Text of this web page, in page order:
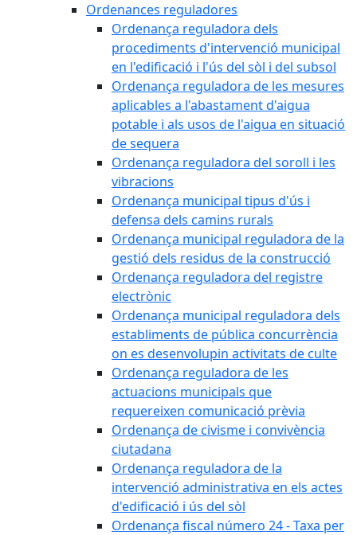
Ordenances reguladores
Ordenança reguladora dels
procediments d'intervenció municipal
en l'edificació i l'ús del sòl i del subsol
Ordenança reguladora de les mesures
aplicables a l'abastament d'aigua
potable i als usos de l'aigua en situació
de sequera
Ordenança reguladora del soroll i les
vibracions
Ordenança municipal tipus d'ús i
defensa dels camins rurals
Ordenança municipal reguladora de la
gestió dels residus de la construcció
Ordenança reguladora del registre
electrònic
Ordenança municipal reguladora dels
establiments de pública concurrència
on es desenvolupin activitats de culte
Ordenança reguladora de les
actuacions municipals que
requereixen comunicació prèvia
Ordenança de civisme i convivència
ciutadana
Ordenança reguladora de la
intervenció administrativa en els actes
d'edificació i ús del sòl
Ordenança fiscal número 24 - Taxa per